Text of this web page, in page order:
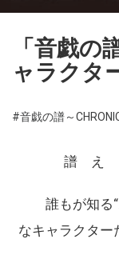
「音戯の
ャラクタ
#音戯の譜～
譜 え
誰もが知る“
なキャラクター